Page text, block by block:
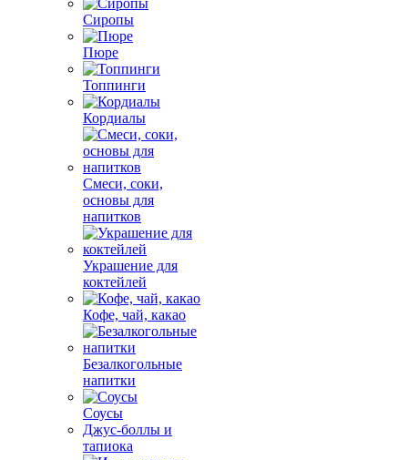
Сиропы
Пюре
Топпинги
Кордиалы
Смеси, соки,
основы для
напитков
Украшение для
коктейлей
Кофе, чай, какао
Безалкогольные
напитки
Соусы
Джус-боллы и
тапиока